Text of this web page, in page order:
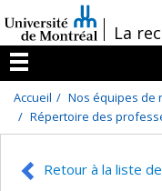
au
contenu
/La
Menu
Accueil
Nos équipes de
Répertoire des
Retour à la liste